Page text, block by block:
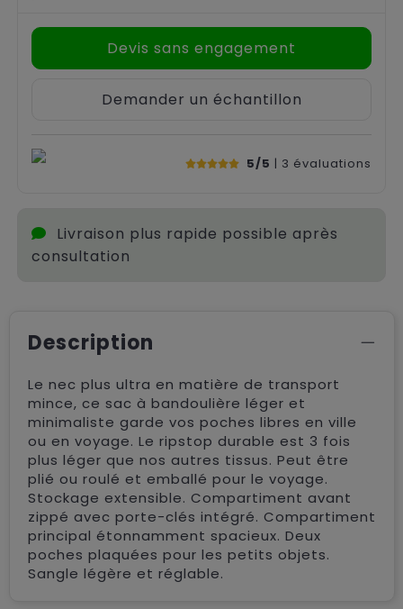
Devis sans engagement
Demander un échantillon
5/5 | 3 évaluations
Livraison plus rapide possible après
consultation
Description
Le nec plus ultra en matière de transport
mince, ce sac à bandoulière léger et
minimaliste garde vos poches libres en ville
ou en voyage. Le ripstop durable est 3 fois
plus léger que nos autres tissus. Peut être
plié ou roulé et emballé pour le voyage.
Stockage extensible. Compartiment avant
zippé avec porte-clés intégré. Compartiment
principal étonnamment spacieux. Deux
poches plaquées pour les petits objets.
Sangle légère et réglable.